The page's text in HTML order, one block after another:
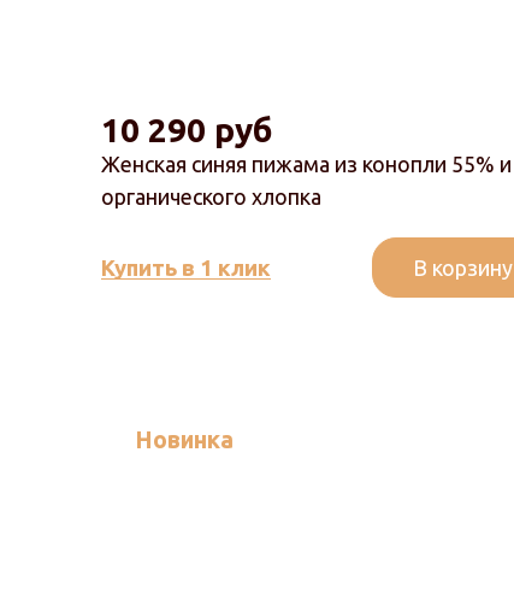
Женская синяя пижама из конопли 55% и
органического хлопка
10 290 руб
Купить в 1 клик В корзину
Новинка